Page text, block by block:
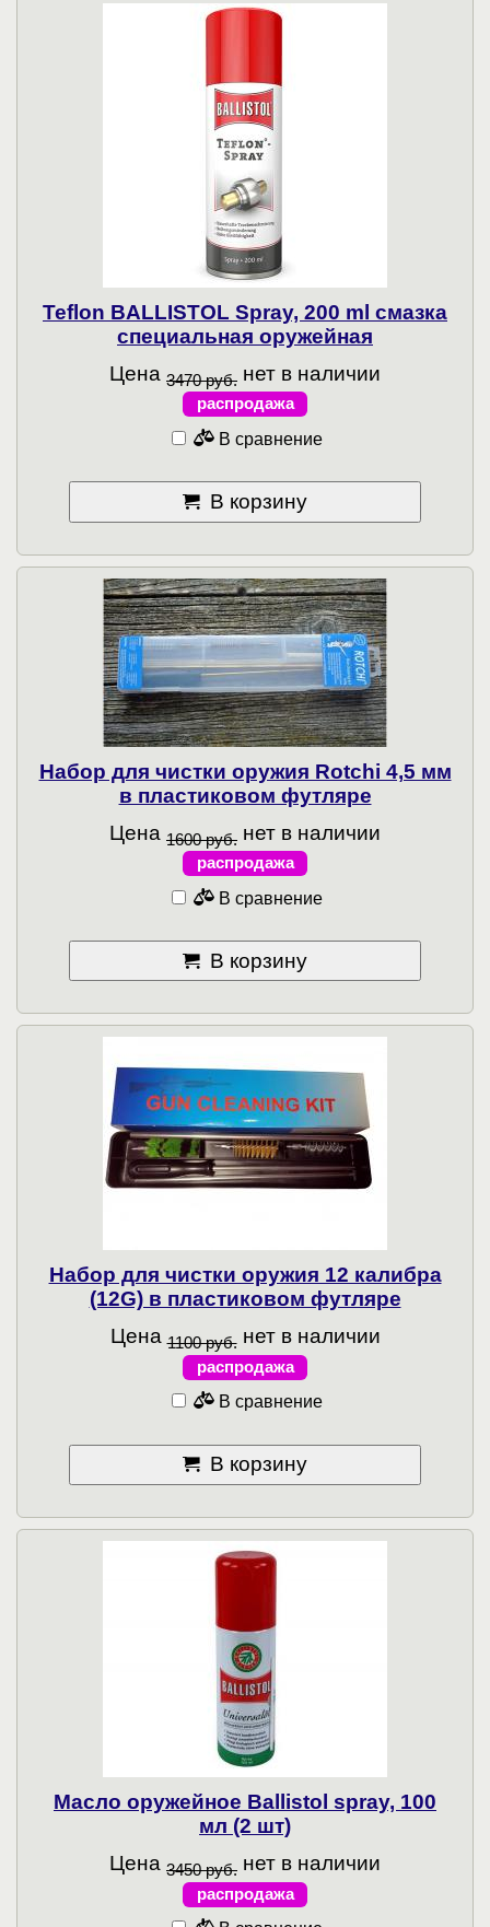
Teflon BALLISTOL Spray, 200 ml смазка
специальная оружейная
Цена 3470 руб. нет в наличии
распродажа
В сравнение
В корзину
Набор для чистки оружия Rotchi 4,5 мм
в пластиковом футляре
Цена 1600 руб. нет в наличии
распродажа
В сравнение
В корзину
Набор для чистки оружия 12 калибра
(12G) в пластиковом футляре
Цена 1100 руб. нет в наличии
распродажа
В сравнение
В корзину
Масло оружейное Ballistol spray, 100
мл (2 шт)
Цена 3450 руб. нет в наличии
распродажа